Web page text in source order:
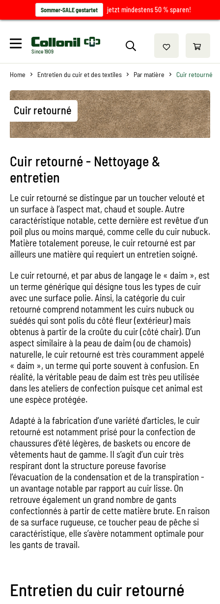
Sommer-SALE gestartet jetzt mindestens 50 % sparen!
Since 1909
Home Entretien du cuir et des textiles Par matière Cuir retourné
Cuir retourné
Cuir retourné - Nettoyage &
entretien
Le cuir retourné se distingue par un toucher velouté et
un surface à l’aspect mat, chaud et souple. Autre
caractéristique notable, cette dernière est revêtue d’un
poil plus ou moins marqué, comme celle du cuir nubuck.
Matière totalement poreuse, le cuir retourné est par
ailleurs une matière qui requiert un entretien soigné.
Le cuir retourné, et par abus de langage le « daim », est
un terme générique qui désigne tous les types de cuir
avec une surface polie. Ainsi, la catégorie du cuir
retourné comprend notamment les cuirs nubuck ou
suédés qui sont polis du côté fleur (extérieur) mais
obtenus à partir de la croûte du cuir (côté chair). D’un
aspect similaire à la peau de daim (ou de chamois)
naturelle, le cuir retourné est très couramment appelé
« daim », un terme qui porte souvent à confusion. En
réalité, la véritable peau de daim est très peu utilisée
dans les ateliers de confection puisque cet animal est
une espèce protégée.
Adapté à la fabrication d’une variété d’articles, le cuir
retourné est notamment prisé pour la confection de
chaussures d’été légères, de baskets ou encore de
vêtements haut de gamme. Il s’agit d’un cuir très
respirant dont la structure poreuse favorise
l’évacuation de la condensation et de la transpiration -
un avantage notable par rapport au cuir lisse. On
retrouve également un grand nombre de gants
confectionnés à partir de cette matière brute. En raison
de sa surface rugueuse, ce toucher peau de pêche si
caractéristique, elle s’avère notamment optimale pour
les gants de travail.
Entretien du cuir retourné